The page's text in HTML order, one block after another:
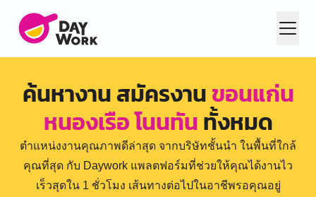
ค้นหางาน สมัครงานขอนแก่น
หนองเรือ โนนทันทั้งหมด
ตำแหน่งงานคุณภาพดีล่าสุด จากบริษัทชั้นนำ ในพื้นที่ใกล้
คุณที่สุด กับ Daywork แพลตฟอร์มที่ช่วยให้คุณได้งานไว
เร็วสุดใน 1 ชั่วโมง เส้นทางต่อไปในอาชีพรอคุณอยู่